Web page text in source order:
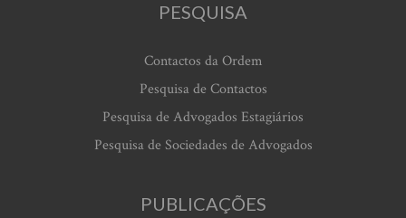
PESQUISA
Contactos da Ordem
Pesquisa de Contactos
Pesquisa de Advogados Estagiários
Pesquisa de Sociedades de Advogados
PUBLICAÇÕES